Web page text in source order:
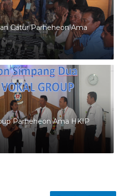
Catur Parheheon Ama
Parheheon Ama HKIP